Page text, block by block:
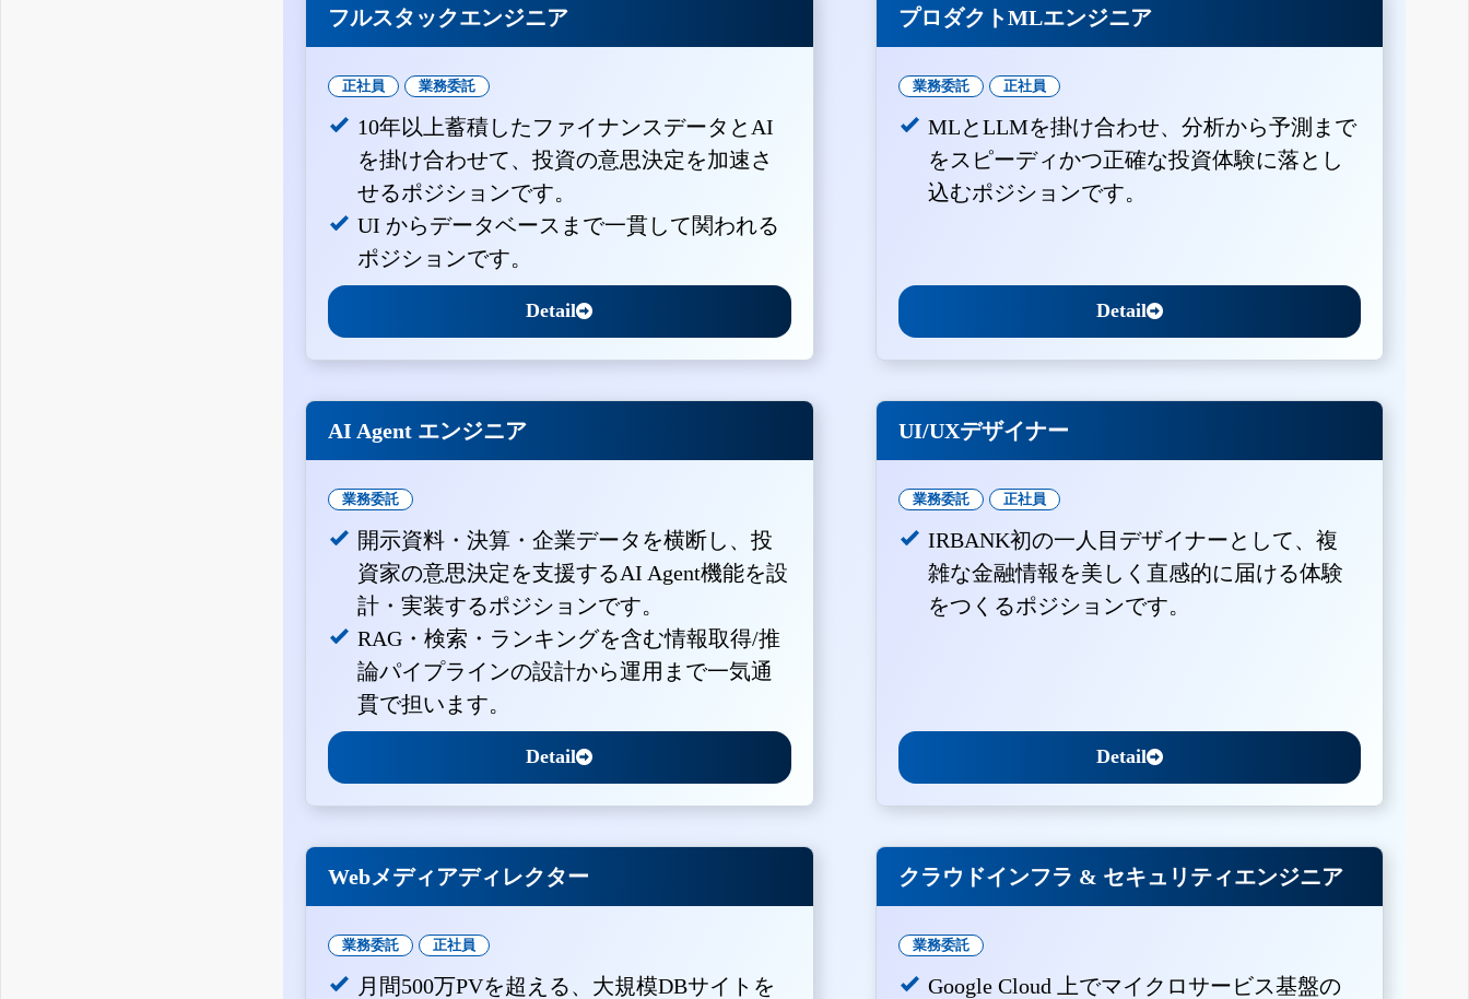
フルスタックエンジニア
正社員 業務委託
10年以上蓄積したファイナンスデータとAI
を掛け合わせて、投資の意思決定を加速さ
せるポジションです。
UI からデータベースまで一貫して関われる
ポジションです。
Detail
プロダクトMLエンジニア
業務委託 正社員
MLとLLMを掛け合わせ、分析から予測まで
をスピーディかつ正確な投資体験に落とし
込むポジションです。
Detail
AI Agent エンジニア
業務委託
開示資料・決算・企業データを横断し、投
資家の意思決定を支援するAI Agent機能を設
計・実装するポジションです。
RAG・検索・ランキングを含む情報取得/推
論パイプラインの設計から運用まで一気通
貫で担います。
Detail
UI/UXデザイナー
業務委託 正社員
IRBANK初の一人目デザイナーとして、複
雑な金融情報を美しく直感的に届ける体験
をつくるポジションです。
Detail
Webメディアディレクター
業務委託 正社員
月間500万PVを超える、大規模DBサイトを
クラウドインフラ & セキュリティエンジニア
業務委託
Google Cloud 上でマイクロサービス基盤の